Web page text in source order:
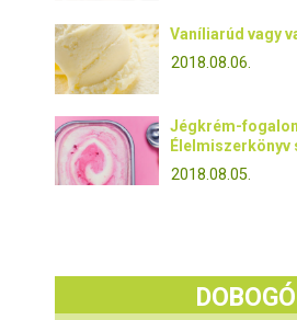
Vaníliarúd vagy
2018.08.06.
Jégkrém-
Élelmiszerkönyv
2018.08.05.
DOBOGÓ